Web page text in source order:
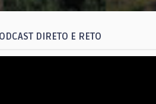
DIRETO E RETO